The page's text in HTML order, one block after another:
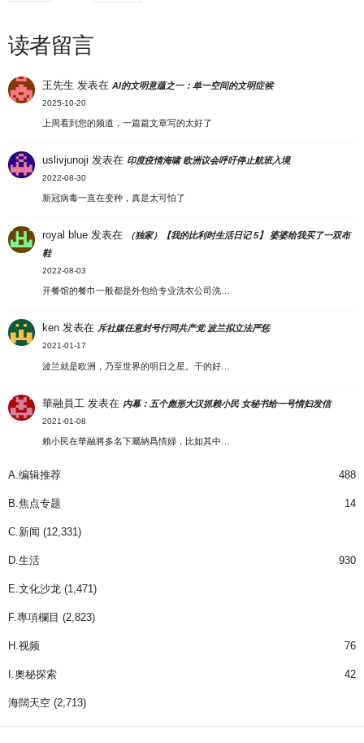
读者留言
王先生 发表在AI的文明意蕴之一：单一空间的文明症候
2025-10-20
上周看到您的频道，一篇篇文章写的太好了
uslivjunoji 发表在 印度疫情海啸 欧洲议会呼吁停止航班入境
2022-08-30
新冠病毒一直在变种，真是太可怕了
royal blue 发表在
（独家）【我的比利时生活日记 5】 婆婆给我买了一双布
鞋
2022-08-03
开餐馆的餐巾一般都是外包给专业洗衣公司洗…
ken 发表在 斥社媒任意封号行同共产党 波兰拟立法严惩
2021-01-17
波兰就是欧洲，乃至世界的明日之星。干的好…
華融員工 发表在 内幕：五个彪形大汉抓赖小民 女秘书给一号情妇发信
2021-01-08
賴小民在華融將多名下屬納爲情婦，比如其中…
A.编辑推荐 488
B.焦点专题 14
C.新闻 (12,331)
D.生活 930
E.文化沙龙 (1,471)
F.專項欄目 (2,823)
H.视频 76
I.奧秘探索 42
海闊天空 (2,713)